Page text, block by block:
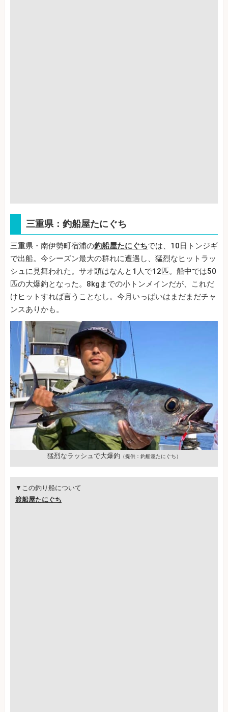
三重県：釣船屋たにぐち
三重県・南伊勢町宿浦の釣船屋たにぐちでは、10日トンジギ
で出船。今シーズン最大の群れに遭遇し、猛烈なヒットラッ
シュに見舞われた。サオ頭はなんと1人で12匹。船中では50
匹の大爆釣となった。8kgまでの小トンメインだが、これだ
けヒットすれば言うことなし。今月いっぱいはまだまだチャ
ンスありかも。
猛烈なラッシュで大爆釣 （提供：釣船屋たにぐち）
▼この釣り船について
渡船屋たにぐち